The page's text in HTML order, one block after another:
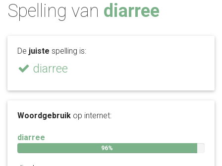
Spelling van diarree
De juiste spelling is:
diarree
Woordgebruik op internet:
diarree
96%